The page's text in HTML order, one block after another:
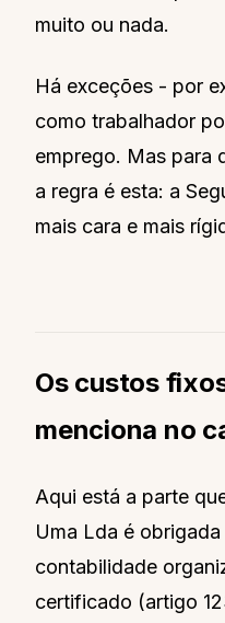
muito ou nada.
Há exceções - por
como trabalhador
emprego. Mas para
a regra é esta: a
mais cara e mais
Os custos
menciona no
Aqui está a parte
Uma Lda é
contabilidade
certificado (artigo